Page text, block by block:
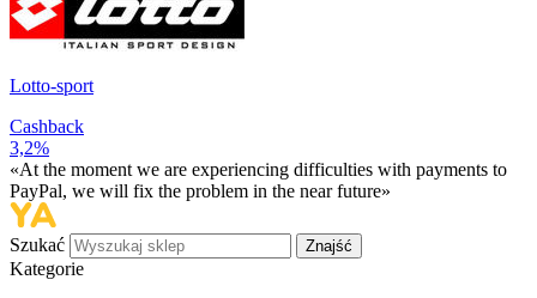
Lotto-sport
Cashback
3,2%
«At the moment we are experiencing difficulties with payments to
PayPal, we will fix the problem in the near future»
Szukać Znajść
Kategorie